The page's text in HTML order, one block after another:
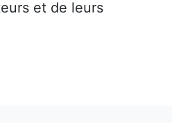
et de leurs